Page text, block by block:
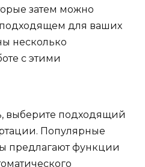
затем можно
подходящем для ваших
несколько
с этими
выберите подходящий
Популярные
предлагают функции